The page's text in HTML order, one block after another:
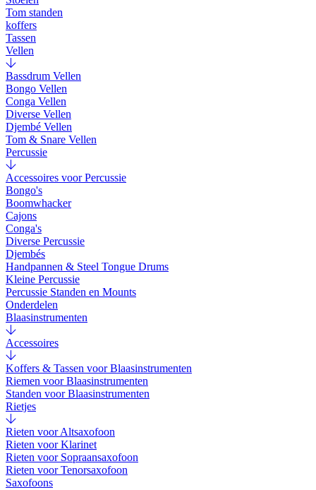
Tom standen
koffers
Tassen
Vellen
Bassdrum Vellen
Bongo Vellen
Conga Vellen
Diverse Vellen
Djembé Vellen
Tom & Snare Vellen
Percussie
Accessoires voor Percussie
Bongo's
Boomwhacker
Cajons
Conga's
Diverse Percussie
Djembés
Handpannen & Steel Tongue Drums
Kleine Percussie
Percussie Standen en Mounts
Onderdelen
Blaasinstrumenten
Accessoires
Koffers & Tassen voor Blaasinstrumenten
Riemen voor Blaasinstrumenten
Standen voor Blaasinstrumenten
Rietjes
Rieten voor Altsaxofoon
Rieten voor Klarinet
Rieten voor Sopraansaxofoon
Rieten voor Tenorsaxofoon
Saxofoons